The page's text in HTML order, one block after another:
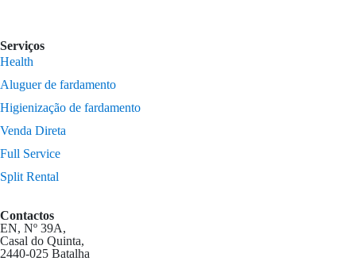
Serviços
Health
Aluguer de fardamento
Higienização de fardamento
Venda Direta
Full Service
Split Rental
Contactos
EN, Nº 39A,
Casal do Quinta,
2440-025 Batalha